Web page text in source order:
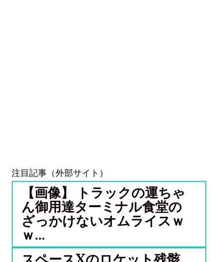
注目記事（外部サイト）
【画像】 トラックの運ちゃ
ん御用達ターミナル食堂の
ざっかけないオムライスｗ
ｗ...